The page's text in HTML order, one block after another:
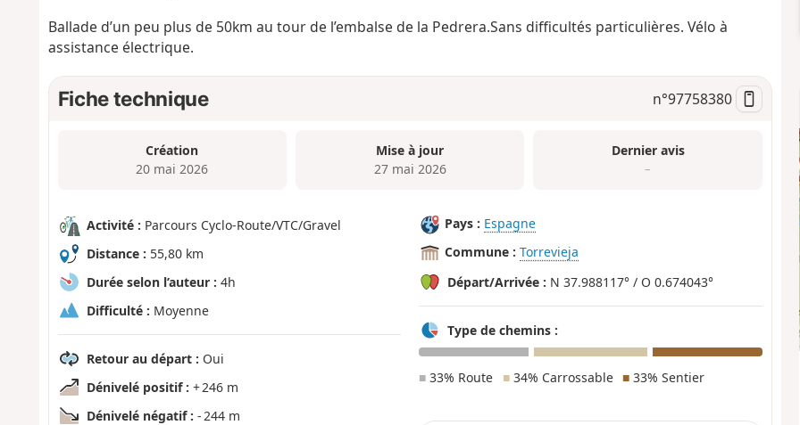
Ballade d’un peu plus de 50km au tour de l’embalse de la Pedrera.Sans difficultés particulières. Vélo à
assistance électrique.
Fiche technique n°97758380
Création
20 mai 2026
Mise à jour
27 mai 2026
Dernier avis
–
Activité : Parcours Cyclo-Route/VTC/Gravel
Distance : 55,80 km
Durée selon l’auteur : 4h
Difficulté : Moyenne
Retour au départ : Oui
Dénivelé positif : + 246 m
Dénivelé négatif : - 244 m
Pays : Espagne
Commune : Torrevieja
Départ/Arrivée : N 37.988117° / O 0.674043°
Type de chemins :
■ 33% Route ■34% Carrossable ■33% Sentier